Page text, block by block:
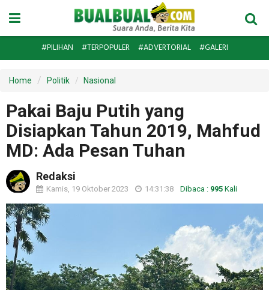
#PILIHAN #TERPOPULER #ADVERTORIAL #GALERI
Home Politik Nasional
Pakai Baju Putih yang
Disiapkan Tahun 2019, Mahfud
MD: Ada Pesan Tuhan
Redaksi
Kamis, 19 Oktober 2023 14:31:38 Dibaca : 995 Kali